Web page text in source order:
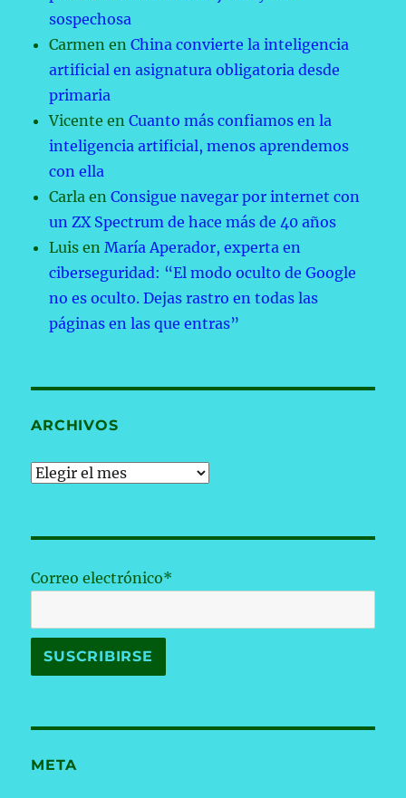
sospechosa
Carmen enChina convierte la inteligencia
artificial en asignatura obligatoria desde
primaria
Vicente enCuanto más confiamos en la
inteligencia artificial, menos aprendemos
con ella
Carla enConsigue navegar por internet con
un ZX Spectrum de hace más de 40 años
Luis enMaría Aperador, experta en
ciberseguridad: “El modo oculto de Google
no es oculto. Dejas rastro en todas las
páginas en las que entras”
ARCHIVOS
Archivos
Correo electrónico*
META